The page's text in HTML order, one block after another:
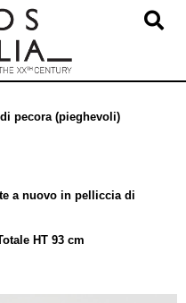
pecora (pieghevoli)
a nuovo in pelliccia di
HT 93 cm